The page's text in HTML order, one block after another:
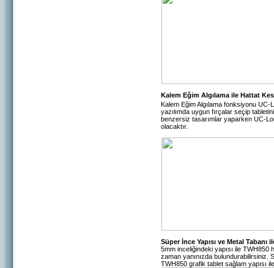
Kalem Eğim Algılama ile Hattat
Kalem Eğim Algılama fonksiyonu
yazılımda uygun fırçalar seçip
benzersiz tasarımlar yaparken UC-
olacaktır.
Süper İnce Yapısı ve Metal Tabanı
5mm inceliğindeki yapısı ile TWH850
zaman yanınızda bulundurabilirsiniz.
TWH850 grafik tablet sağlam yapısı